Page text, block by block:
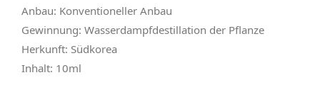
Anbau: Konventioneller Anbau
Gewinnung: Wasserdampfdestillation der Pflanze
Herkunft: Südkorea
Inhalt: 10ml